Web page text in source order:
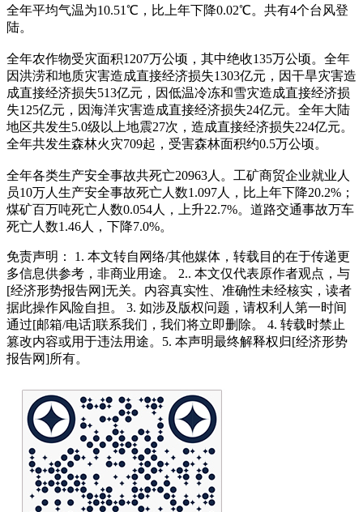
全年平均气温为10.51℃，比上年下降0.02℃。共有4个台风登
陆。
全年农作物受灾面积1207万公顷，其中绝收135万公顷。全年
因洪涝和地质灾害造成直接经济损失1303亿元，因干旱灾害造
成直接经济损失513亿元，因低温冷冻和雪灾造成直接经济损
失125亿元，因海洋灾害造成直接经济损失24亿元。全年大陆
地区共发生5.0级以上地震27次，造成直接经济损失224亿元。
全年共发生森林火灾709起，受害森林面积约0.5万公顷。
全年各类生产安全事故共死亡20963人。工矿商贸企业就业人
员10万人生产安全事故死亡人数1.097人，比上年下降20.2%；
煤矿百万吨死亡人数0.054人，上升22.7%。道路交通事故万车
死亡人数1.46人，下降7.0%。
免责声明： 1. 本文转自网络/其他媒体，转载目的在于传递更
多信息供参考，非商业用途。 2.. 本文仅代表原作者观点，与
[经济形势报告网]无关。内容真实性、准确性未经核实，读者
据此操作风险自担。 3. 如涉及版权问题，请权利人第一时间
通过[邮箱/电话]联系我们，我们将立即删除。 4. 转载时禁止
篡改内容或用于违法用途。5. 本声明最终解释权归[经济形势
报告网]所有。